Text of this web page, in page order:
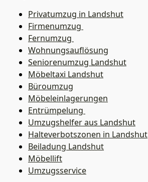
Privatumzug in Landshut
Firmenumzug
Fernumzug
Wohnungsauflösung
Seniorenumzug Landshut
Möbeltaxi Landshut
Büroumzug
Möbeleinlagerungen
Entrümpelung
Umzugshelfer aus Landshut
Halteverbotszonen in Landshut
Beiladung Landshut
Möbellift
Umzugsservice